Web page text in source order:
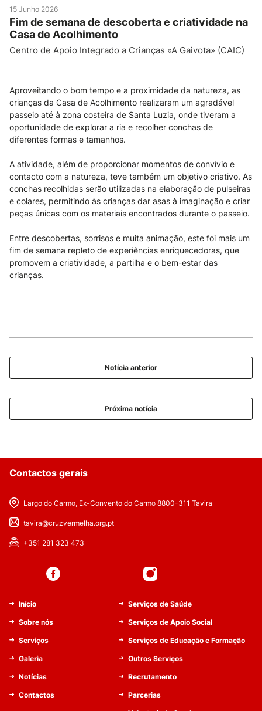
15 Junho 2026
Fim de semana de descoberta e criatividade na
Casa de Acolhimento
Centro de Apoio Integrado a Crianças «A Gaivota» (CAIC)
Aproveitando o bom tempo e a proximidade da natureza, as
crianças da Casa de Acolhimento realizaram um agradável
passeio até à zona costeira de Santa Luzia, onde tiveram a
oportunidade de explorar a ria e recolher conchas de
diferentes formas e tamanhos.
A atividade, além de proporcionar momentos de convívio e
contacto com a natureza, teve também um objetivo criativo. As
conchas recolhidas serão utilizadas na elaboração de pulseiras
e colares, permitindo às crianças dar asas à imaginação e criar
peças únicas com os materiais encontrados durante o passeio.
Entre descobertas, sorrisos e muita animação, este foi mais um
fim de semana repleto de experiências enriquecedoras, que
promovem a criatividade, a partilha e o bem-estar das
crianças.
Notícia anterior
Próxima notícia
Contactos gerais
Largo do Carmo, Ex-Convento do Carmo 8800-311 Tavira
tavira@cruzvermelha.org.pt
+351 281 323 473
Início
Sobre nós
Serviços
Galeria
Notícias
Contactos
Serviços de Saúde
Serviços de Apoio Social
Serviços de Educação e Formação
Outros Serviços
Recrutamento
Parcerias